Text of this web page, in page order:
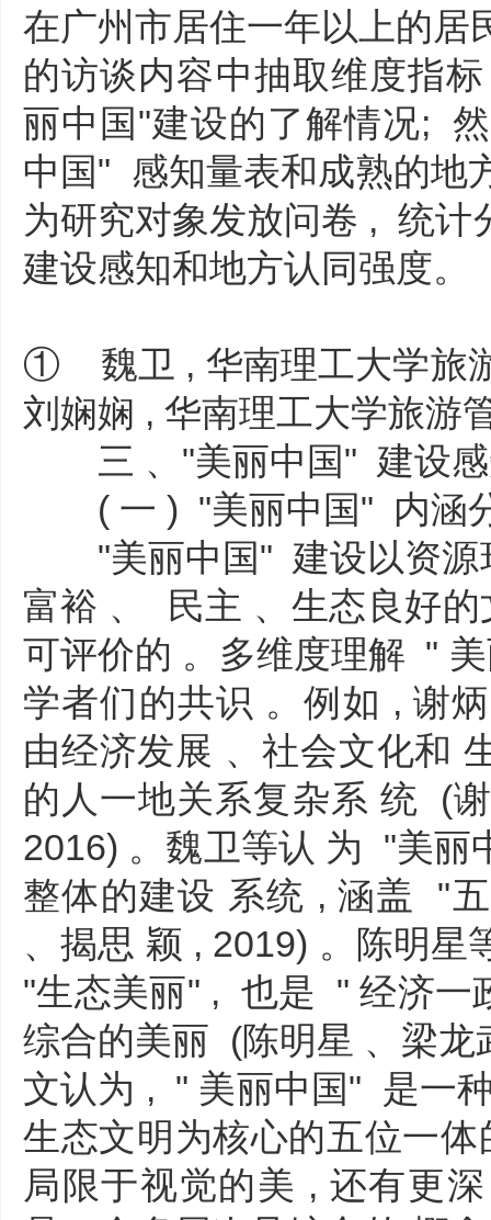
在广州市居住一年以上的
的访谈内容中抽取维度指
丽中国"建设的了解情况;
中国" 感知量表和成熟的地
为研究对象发放问卷 , 统
建设感知和地方认同强度。
① 魏卫 , 华南理工大学旅
刘娴娴 , 华南理工大学旅游
三 、"美丽中国" 建设感
( 一 ) "美丽中国" 内涵
"美丽中国" 建设以资源
富裕 、 民主 、生态良好
可评价的 。多维度理解 "
学者们的共识 。例如 , 谢
由经济发展 、社会文化和
的人一地关系复杂系 统 (
2016) 。魏卫等认 为 "美
整体的建设 系统 , 涵盖 "
、揭思 颖 , 2019) 。陈明
"生态美丽" , 也是 " 经济一
综合的美丽 (陈明星 、梁龙
文认为 , " 美丽中国" 是一
生态文明为核心的五位一
局限于视觉的美 , 还有更